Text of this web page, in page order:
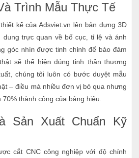
Trình Mẫu Thực Tế
kế của Adsviet.vn lên bản dựng 3D
dung trực quan về bố cục, tỉ lệ và ánh
góc nhìn được tinh chỉnh để bảo đảm
sẽ thể hiện đúng tinh thần thương
chúng tôi luôn có bước duyệt mẫu
– điều mà nhiều đơn vị bỏ qua nhưng
thành công của bảng hiệu.
Sản Xuất Chuẩn Kỹ
cắt CNC công nghiệp với độ chính